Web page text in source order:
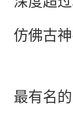
仿佛古
最有名